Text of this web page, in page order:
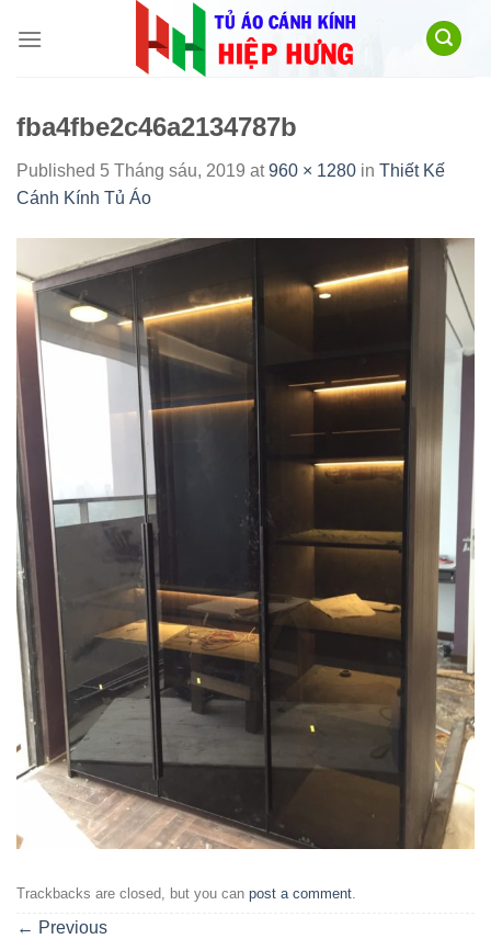
fba4fbe2c46a2134787b
Published 5 Tháng sáu, 2019 at960 × 1280 in Thiết Kế
Cánh Kính Tủ Áo
Trackbacks are closed, but you can post a comment
← Previous